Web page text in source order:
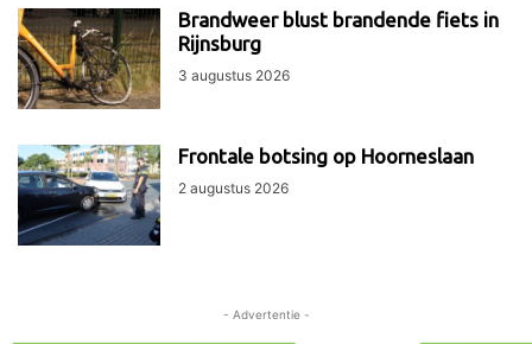
Brandweer blust brandende fiets in
Rijnsburg
3 augustus 2026
Frontale botsing op Hoorneslaan
2 augustus 2026
- Advertentie -